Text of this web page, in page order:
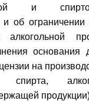
и
и об ограничении
алкогольной
основания
на
спирта,